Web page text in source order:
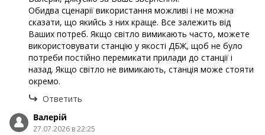
Обидва сценарії використання можливі і не можна
сказати, що якийсь з них краще. Все залежить від
Ваших потреб. Якщо світло вимикають часто, можете
використовувати станцію у якості ДБЖ, щоб не було
потреби постійно перемикати прилади до станції і
назад. Якщо світло не вимикають, станція може стояти
окремо.
Ответить
Валерій
27.07.2026 в 22:25